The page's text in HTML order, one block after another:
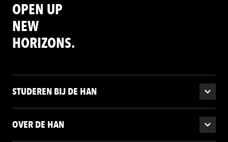
OPEN UP
NEW
HORIZONS.
STUDEREN BIJ DE HAN
OVER DE HAN